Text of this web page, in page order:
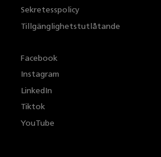
Sekretesspolicy
Tillgänglighetstutlåtande
Facebook
Instagram
LinkedIn
Tiktok
YouTube